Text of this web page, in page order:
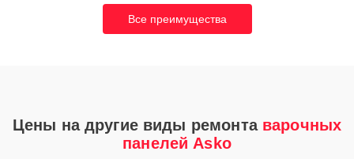
Все преимущества
Цены на другие виды ремонта варочных
панелей Asko